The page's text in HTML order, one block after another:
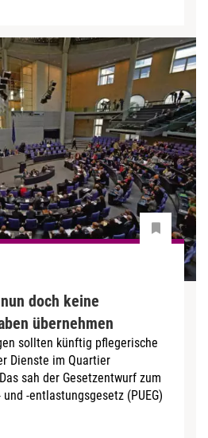
doch keine
übernehmen
sollten künftig pflegerische
Dienste im Quartier
sah der Gesetzentwurf zum
-entlastungsgesetz (PUEG)